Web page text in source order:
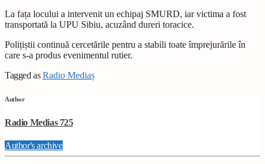
La fața locului a intervenit un echipaj SMURD, iar victima a fost
transportată la UPU Sibiu, acuzând dureri toracice.
Polițiștii continuă cercetările pentru a stabili toate împrejurările în
care s-a produs evenimentul rutier.
Tagged asRadio Mediaș
Author
Radio Medias 725
Author's archive